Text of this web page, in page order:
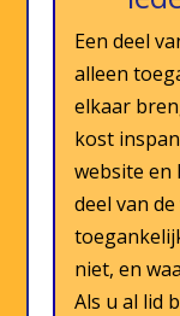
Een deel
alleen
elkaar
kost
website en
deel van
niet, en
Als u al lid